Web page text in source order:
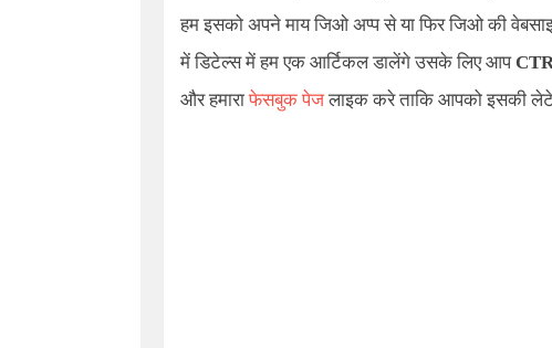
हम इसको अपने माय जिओ अप्प से या फिर जिओ की
में डिटेल्स में हम एक आर्टिकल डालेंगे उसके लिए आप
और हमाराफेसबुक पेजलाइक करे ताकि आपको इसकी